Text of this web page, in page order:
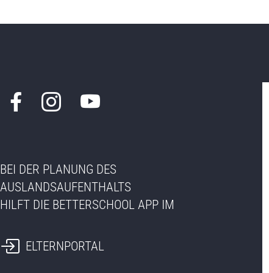
BEI DER PLANUNG DES
AUSLANDSAUFENTHALTS
HILFT DIE BETTERSCHOOL APP IM
ELTERNPORTAL